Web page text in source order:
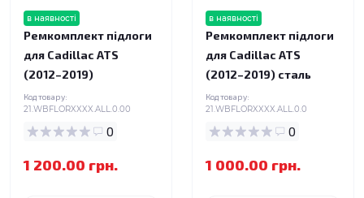
в наявності
Ремкомплект підлоги
для Cadillac ATS
(2012–2019)
Код товару:
21.WBFLORXXXX.ALL.0.00
0
1 200.00 грн.
в наявності
Ремкомплект підлоги
для Cadillac ATS
(2012–2019) сталь
Код товару:
21.WBFLORXXXX.ALL.0.0
0
1 000.00 грн.